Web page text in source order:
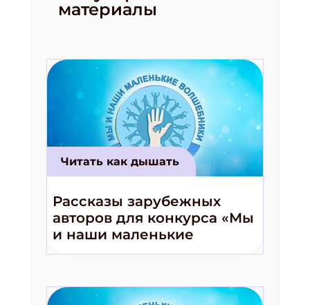
материалы
Читать как дышать
Рассказы зарубежных
авторов для конкурса «Мы
и наши маленькие
волшебники!»